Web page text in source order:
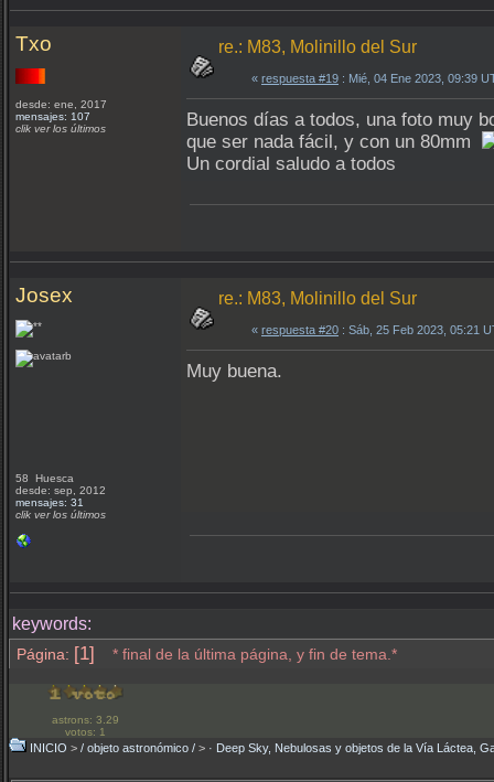
Txo
desde: ene, 2017
mensajes: 107
clik ver los últimos
re.: M83, Molinillo del Sur
« respuesta #19 : Mié, 04 Ene 2023, 09:39
Buenos días a todos, una foto muy
que ser nada fácil, y con un 80mm
Un cordial saludo a todos
Josex
58 Huesca
desde: sep, 2012
mensajes: 31
clik ver los últimos
re.: M83, Molinillo del Sur
« respuesta #20 : Sáb, 25 Feb 2023, 05:21
Muy buena.
keywords:
Página: [1] * final de la última página, y fin de tema.*
astrons: 3.29
votos: 1
INICIO > / objeto astronómico / > · Deep Sky, Nebulosas y objetos de la Vía Láctea,